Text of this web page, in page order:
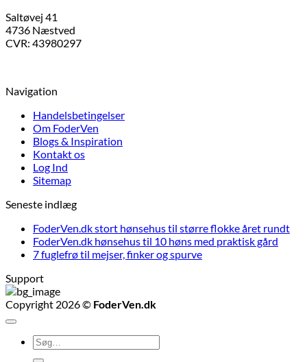
Saltøvej 41
4736 Næstved
CVR: 43980297
Navigation
Handelsbetingelser
Om FoderVen
Blogs & Inspiration
Kontakt os
Log Ind
Sitemap
Seneste indlæg
FoderVen.dk stort hønsehus til større flokke året rundt
FoderVen.dk hønsehus til 10 høns med praktisk gård
7 fuglefrø til mejser, finker og spurve
Support
Copyright 2026 © FoderVen.dk
Søg
efter: